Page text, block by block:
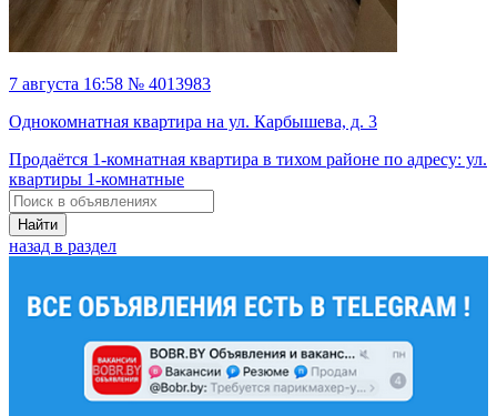
7 августа 16:58 № 4013983
Однокомнатная квартира на ул. Карбышева, д. 3
Продаётся 1-комнатная квартира в тихом районе по адресу: ул.
квартиры 1-комнатные
Найти
назад в раздел